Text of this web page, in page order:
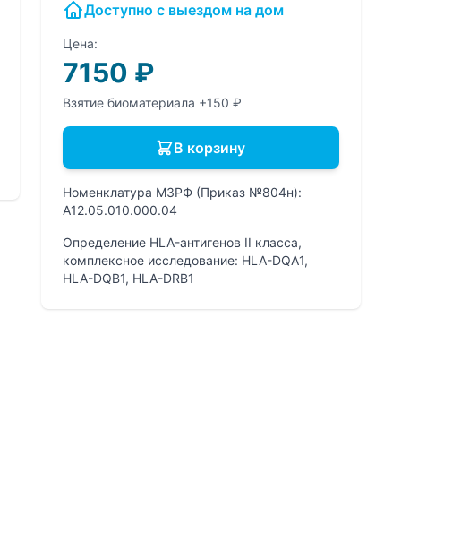
Доступно с выездом на дом
Цена:
7150 ₽
Взятие биоматериала +150 ₽
В корзину
Номенклатура МЗРФ (Приказ №804н):
A12.05.010.000.04
Определение HLA-антигенов II класса,
комплексное исследование: HLA-DQA1,
HLA-DQB1, HLA-DRB1